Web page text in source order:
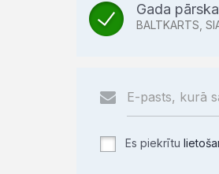
Gada
BALTKARTS,
Es piekrītu